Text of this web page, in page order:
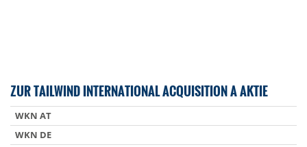
ZUR TAILWIND INTERNATIONAL ACQUISITION A AKTIE
WKN AT
WKN DE